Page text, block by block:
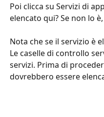
Poi clicca su Servizi di
elencato qui? Se non lo
Nota che se il servizio è
Le caselle di controllo
servizi. Prima di
dovrebbero essere